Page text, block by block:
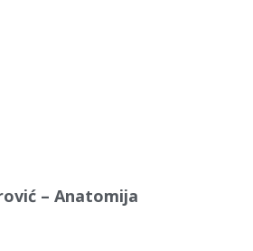
– Anatomija